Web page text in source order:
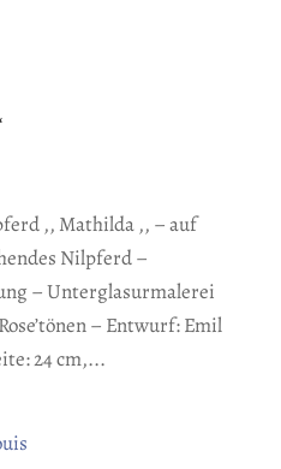
,, Mathilda ,, – auf
Nilpferd –
– Unterglasurmalerei
– Entwurf: Emil
24 cm,...